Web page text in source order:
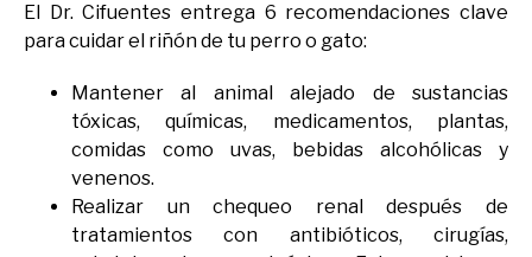
El Dr. Cifuentes entrega 6 recomendaciones clave
para cuidar el riñón de tu perro o gato:
Mantener al animal alejado de sustancias
tóxicas, químicas, medicamentos, plantas,
comidas como uvas, bebidas alcohólicas y
venenos.
Realizar un chequeo renal después de
tratamientos con antibióticos, cirugías,